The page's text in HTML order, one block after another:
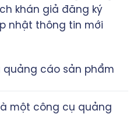
khán giả đăng ký
nhật thông tin mới
quảng cáo sản phẩm
một công cụ quảng